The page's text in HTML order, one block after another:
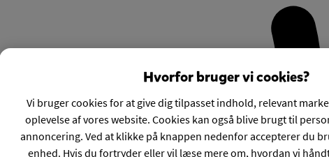
Hvorfor bruger vi cookies?
Vi bruger cookies for at give dig tilpasset indhold, relevant
oplevelse af vores website. Cookies kan også blive brugt til
annoncering. Ved at klikke på knappen nedenfor accepterer du
enhed. Hvis du fortryder eller vil læse mere om, hvordan vi